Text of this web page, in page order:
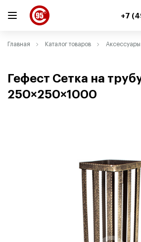
+7
Главная Каталог товаров
Гефест Сетка на
250×250×1000
ВЕРНУТЬСЯ
ВЕРНУТЬСЯ